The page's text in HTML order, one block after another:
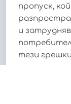
пропуск,
и
тези